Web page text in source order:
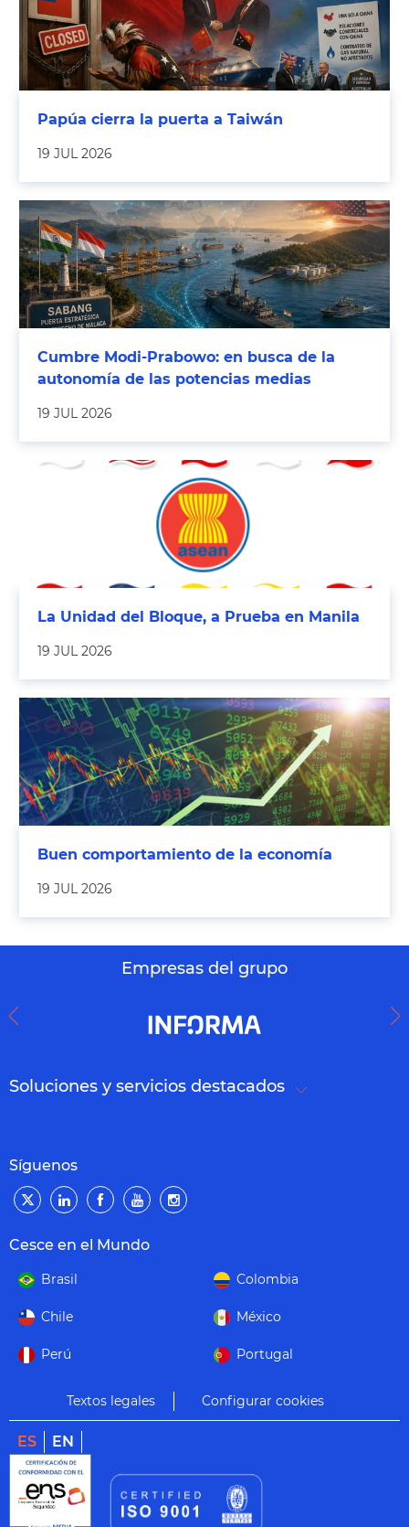
Papúa cierra la puerta a Taiwán
19 JUL 2026
Cumbre Modi-Prabowo: en busca de la
autonomía de las potencias medias
19 JUL 2026
La Unidad del Bloque, a Prueba en Manila
19 JUL 2026
Buen comportamiento de la economía
19 JUL 2026
Empresas del grupo
Soluciones y servicios destacados
Síguenos
Cesce en el Mundo
Brasil Colombia
Chile México
Perú Portugal
Textos legales Configurar cookies
ES EN